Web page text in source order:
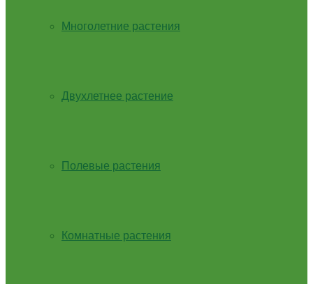
Многолетние растения
Двухлетнее растение
Полевые растения
Комнатные растения